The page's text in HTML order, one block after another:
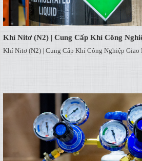
Khí Nitơ (N2) | Cung Cấp Khí Công
Khí Nitơ (N2) | Cung Cấp Khí Công Nghiệp Giao